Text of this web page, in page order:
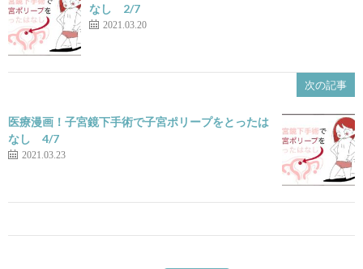
なし 2/7
2021.03.20
次の記事
医療漫画！子宮鏡下手術で子宮ポリープをとったは
なし 4/7
2021.03.23